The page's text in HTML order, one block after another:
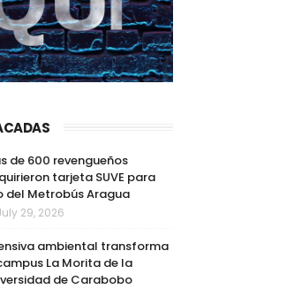
de 600 revengueños
tarjeta SUVE para
del Metrobús Aragua
29, 2026
ambiental transforma
La Morita de la
de Carabobo